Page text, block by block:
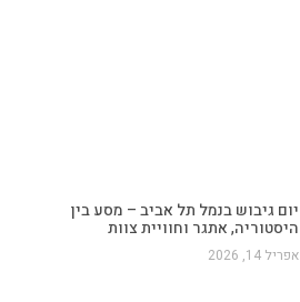
יום גיבוש בנמל תל אביב – מסע בין
היסטוריה, אתגר וחוויית צוות
אפריל 14, 2026